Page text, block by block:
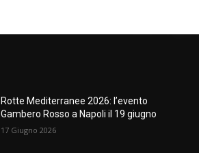
Rotte Mediterranee 2026: l’evento
Gambero Rosso a Napoli il 19 giugno
17 Giugno 2026